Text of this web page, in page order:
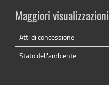
Maggiori visualizzazioni
Atti di concessione
Stato dell'ambiente